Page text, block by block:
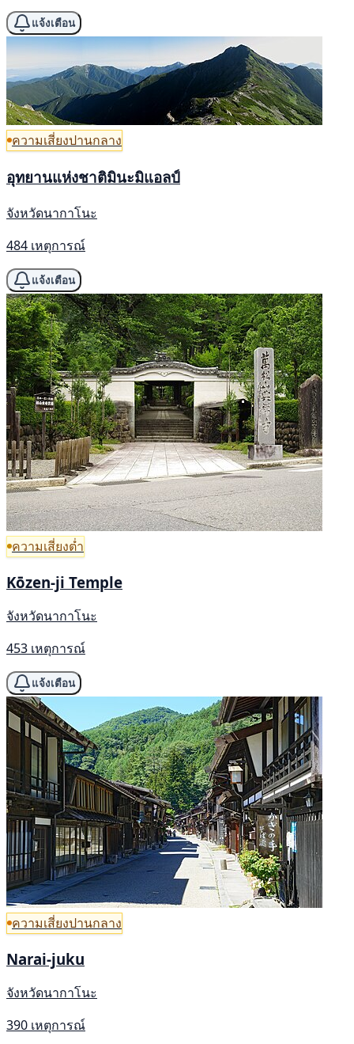
แจ้งเตือน
ความเสี่ยงปานกลาง
อุทยานแห่งชาติมินะมิแอลป์
จังหวัดนากาโนะ
484 เหตุการณ์
แจ้งเตือน
ความเสี่ยงต่ำ
Kōzen-ji Temple
จังหวัดนากาโนะ
453 เหตุการณ์
แจ้งเตือน
ความเสี่ยงปานกลาง
Narai-juku
จังหวัดนากาโนะ
390 เหตุการณ์